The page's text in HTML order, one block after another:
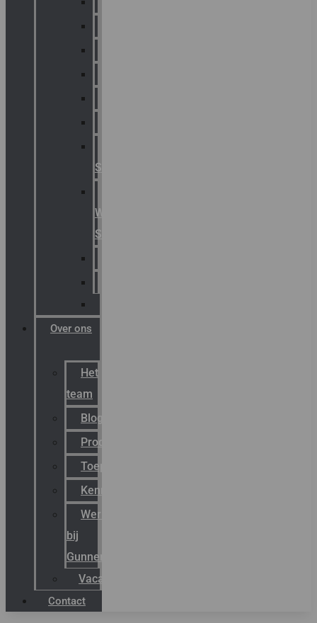
Signaling
Warning
Signals
Over ons
Het
team
Blog
Productnieuws
Toepassingen
Kenniscentrum
Werken
bij
Gunneman
Vacatures
Contact